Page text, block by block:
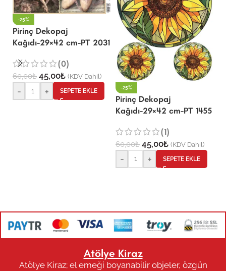
-25%
Pirinç Dekopaj
Kağıdı-29×42 cm-PT 2031
(0)
60,00₺ 45,00₺ (KDV Dahil)
- + SEPETE EKLE
-25%
Pirinç Dekopaj
Kağıdı-29×42 cm-PT 1455
(1)
60,00₺ 45,00₺ (KDV Dahil)
- + SEPETE EKLE
Atölye Kiraz
Atölye Kiraz; el emeği boyanabilir objeler, özgün